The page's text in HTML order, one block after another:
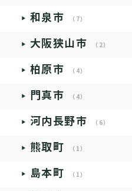
和泉市 （7）
大阪狭山市 （2）
柏原市 （4）
門真市 （4）
河内長野市 （6）
熊取町 （1）
島本町 （1）